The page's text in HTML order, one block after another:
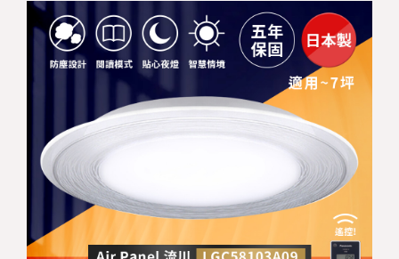
Panasonic 國際牌燈具
72w / 96w 系列